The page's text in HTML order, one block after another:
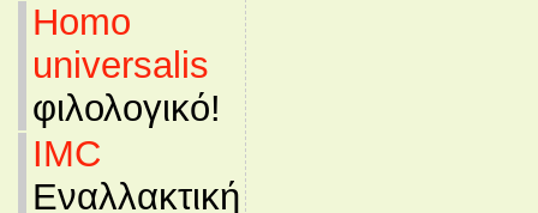
Homo
universalis
φιλολογικό!
IMC
Εναλλακτική